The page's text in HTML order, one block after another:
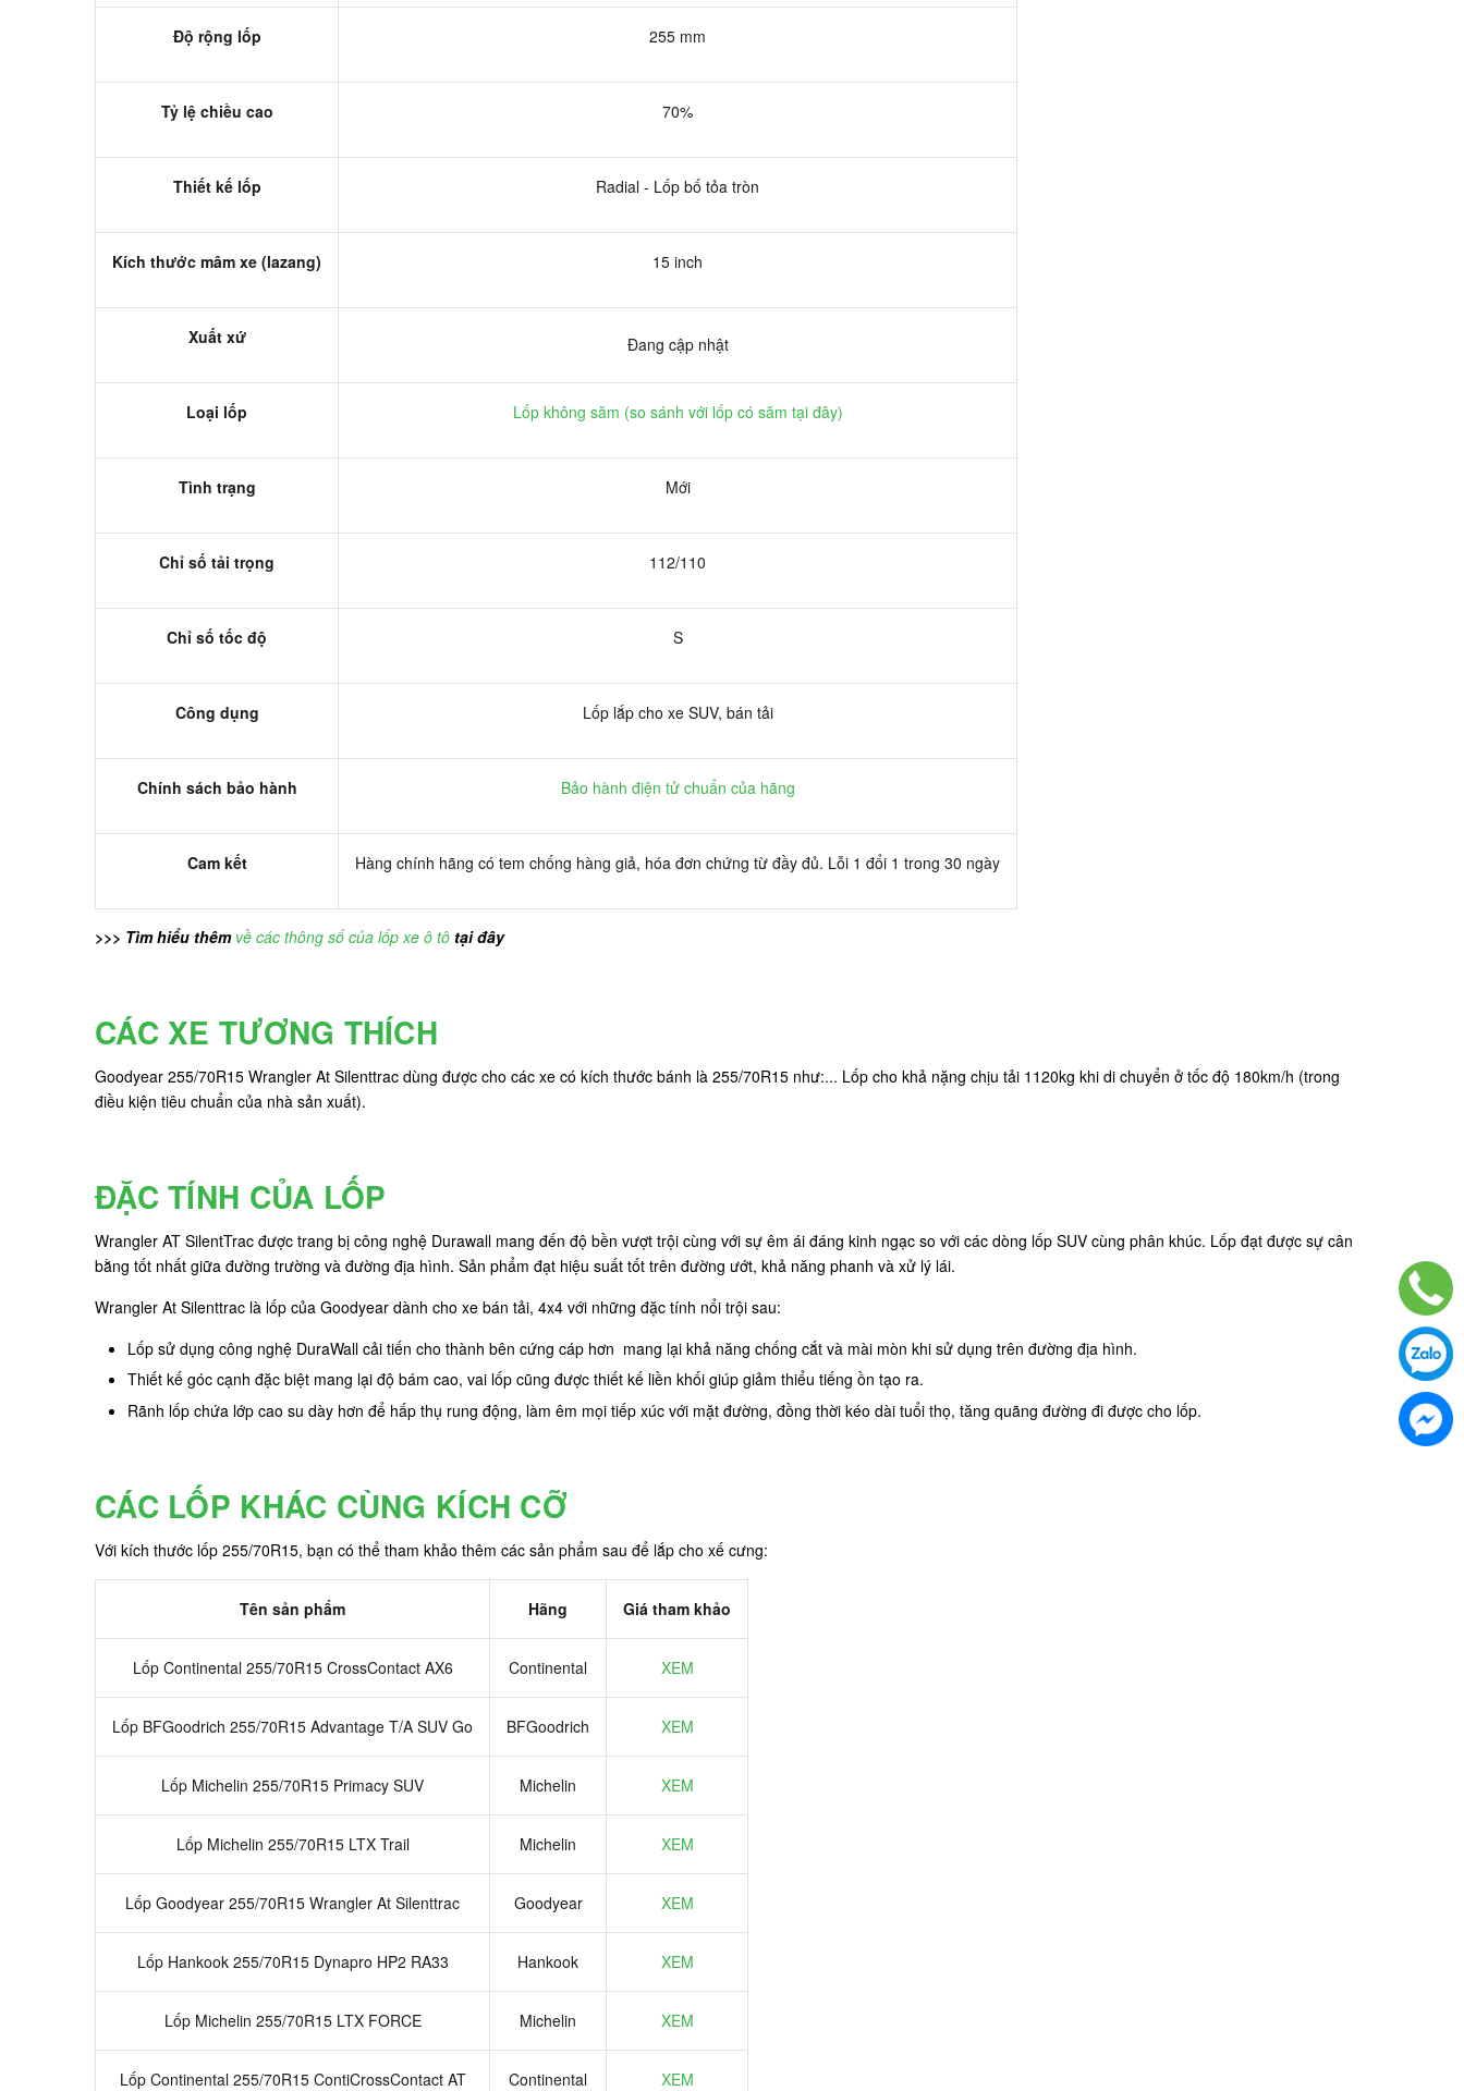
Độ rộng lốp 255 mm
Tỷ lệ chiều cao 70%
Thiết kế lốp Radial - Lốp bố tỏa tròn
Kích thước mâm xe (lazang) 15 inch
Xuất xứ Đang cập nhật
Loại lốp Lốp không săm (so sánh với lốp có săm tại đây)
Tình trạng Mới
Chỉ số tải trọng 112/110
Chỉ số tốc độ S
Công dụng Lốp lắp cho xe SUV, bán tải
Chính sách bảo hành Bảo hành điện tử chuẩn của hãng
Cam kết Hàng chính hãng có tem chống hàng giả, hóa đơn chứng từ đầy đủ. Lỗi 1 đổi 1 trong 30 ngày
>>> Tìm hiểu thêm về các thông số của lốp xe ô tô tại đây
CÁC XE TƯƠNG THÍCH
Goodyear 255/70R15 Wrangler At Silenttrac dùng được cho các xe có kích thước bánh là 255/70R15 như:... Lốp cho khả nặng chịu tải 1120kg khi di chuyển ở tốc độ 180km/h (trong
điều kiện tiêu chuẩn của nhà sản xuất).
ĐẶC TÍNH CỦA LỐP
Wrangler AT SilentTrac được trang bị công nghệ Durawall mang đến độ bền vượt trội cùng với sự êm ái đáng kinh ngạc so với các dòng lốp SUV cùng phân khúc. Lốp đạt được sự cân
bằng tốt nhất giữa đường trường và đường địa hình. Sản phẩm đạt hiệu suất tốt trên đường ướt, khả năng phanh và xử lý lái.
Wrangler At Silenttrac là lốp của Goodyear dành cho xe bán tải, 4x4 với những đặc tính nổi trội sau:
Lốp sử dụng công nghệ DuraWall cải tiến cho thành bên cứng cáp hơn mang lại khả năng chống cắt và mài mòn khi sử dụng trên đường địa hình.
Thiết kế góc cạnh đặc biệt mang lại độ bám cao, vai lốp cũng được thiết kế liền khối giúp giảm thiểu tiếng ồn tạo ra.
Rãnh lốp chứa lớp cao su dày hơn để hấp thụ rung động, làm êm mọi tiếp xúc với mặt đường, đồng thời kéo dài tuổi thọ, tăng quãng đường đi được cho lốp.
CÁC LỐP KHÁC CÙNG KÍCH CỠ
Với kích thước lốp 255/70R15, bạn có thể tham khảo thêm các sản phẩm sau để lắp cho xế cưng:
Tên sản phẩm Hãng Giá tham khảo
Lốp Continental 255/70R15 CrossContact AX6 Continental XEM
Lốp BFGoodrich 255/70R15 Advantage T/A SUV Go BFGoodrich XEM
Lốp Michelin 255/70R15 Primacy SUV Michelin XEM
Lốp Michelin 255/70R15 LTX Trail Michelin XEM
Lốp Goodyear 255/70R15 Wrangler At Silenttrac Goodyear XEM
Lốp Hankook 255/70R15 Dynapro HP2 RA33 Hankook XEM
Lốp Michelin 255/70R15 LTX FORCE Michelin XEM
Lốp Continental 255/70R15 ContiCrossContact AT Continental XEM